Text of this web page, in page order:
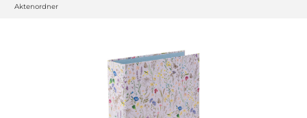
Aktenordner